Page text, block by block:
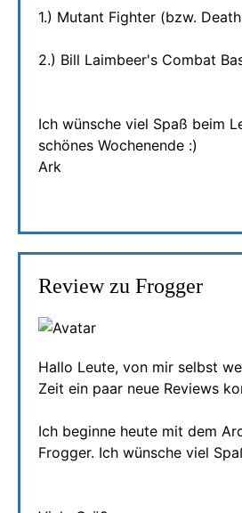
1.) Mutant Fighter (bzw.
2.) Bill Laimbeer's Combat
Ich wünsche viel Spaß beim
schönes Wochenende :)
Ark
Review zu Frogger
Hallo Leute, von mir selbst
Zeit ein paar neue Reviews
Ich beginne heute mit dem
Frogger. Ich wünsche viel